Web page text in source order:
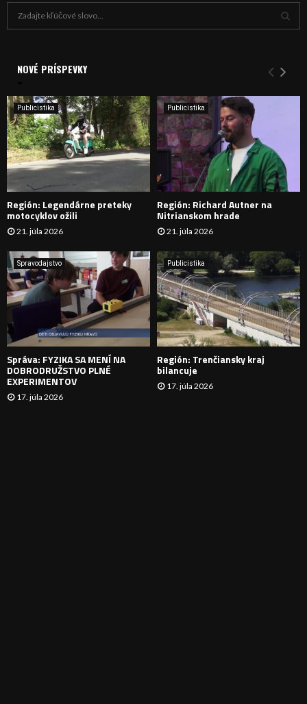
i
e
:
Y
H
D
A
N
I
E
NOVÉ PRÍSPEVKY
Publicistika
Región: Legendárne preteky
motocyklov ožili
21. júla 2026
Publicistika
Región: Richard Autner na
Nitrianskom hrade
21. júla 2026
Spravodajstvo
Správa: FYZIKA SA MENÍ NA
DOBRODRUŽSTVO PLNÉ
EXPERIMENTOV
17. júla 2026
Publicistika
Región: Trenčiansky kraj
bilancuje
17. júla 2026